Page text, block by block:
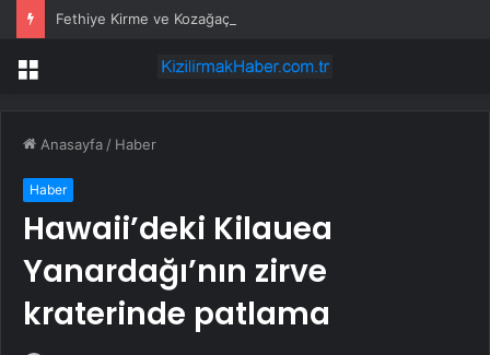
Fethiye Kirme ve Kozağaç içme suyu hatları yenileniyor
Menü
Anasayfa / Haber
Haber
Hawaii’deki Kilauea
Yanardağı’nın zirve
kraterinde patlama